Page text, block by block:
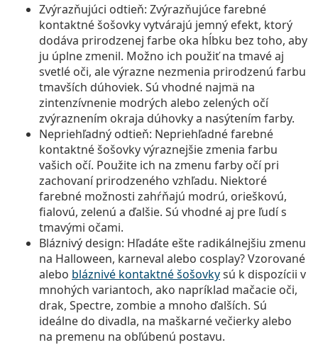
Zvýrazňujúci odtieň: Zvýrazňujúce farebné
kontaktné šošovky vytvárajú jemný efekt, ktorý
dodáva prirodzenej farbe oka hĺbku bez toho, aby
ju úplne zmenil. Možno ich použiť na tmavé aj
svetlé oči, ale výrazne nezmenia prirodzenú farbu
tmavších dúhoviek. Sú vhodné najmä na
zintenzívnenie modrých alebo zelených očí
zvýraznením okraja dúhovky a nasýtením farby.
Nepriehľadný odtieň: Nepriehľadné farebné
kontaktné šošovky výraznejšie zmenia farbu
vašich očí. Použite ich na zmenu farby očí pri
zachovaní prirodzeného vzhľadu. Niektoré
farebné možnosti zahŕňajú modrú, orieškovú,
fialovú, zelenú a ďalšie. Sú vhodné aj pre ľudí s
tmavými očami.
Bláznivý design: Hľadáte ešte radikálnejšiu zmenu
na Halloween, karneval alebo cosplay? Vzorované
alebo bláznivé kontaktné šošovkysú k dispozícii v
mnohých variantoch, ako napríklad mačacie oči,
drak, Spectre, zombie a mnoho ďalších. Sú
ideálne do divadla, na maškarné večierky alebo
na premenu na obľúbenú postavu.